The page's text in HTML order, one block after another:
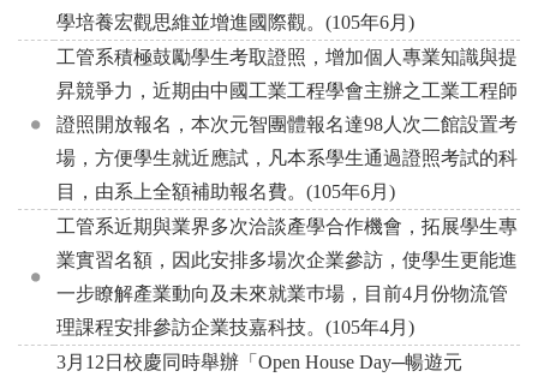
學培養宏觀思維並增進國際觀。(105年6月)
工管系積極鼓勵學生考取證照，增加個人專業知識與提
昇競爭力，近期由中國工業工程學會主辦之工業工程師
證照開放報名，本次元智團體報名達98人次二館設置考
場，方便學生就近應試，凡本系學生通過證照考試的科
目，由系上全額補助報名費。(105年6月)
工管系近期與業界多次洽談產學合作機會，拓展學生專
業實習名額，因此安排多場次企業參訪，使學生更能進
一步瞭解產業動向及未來就業巿場，目前4月份物流管
理課程安排參訪企業技嘉科技。(105年4月)
3月12日校慶同時舉辦「Open House Day─暢遊元